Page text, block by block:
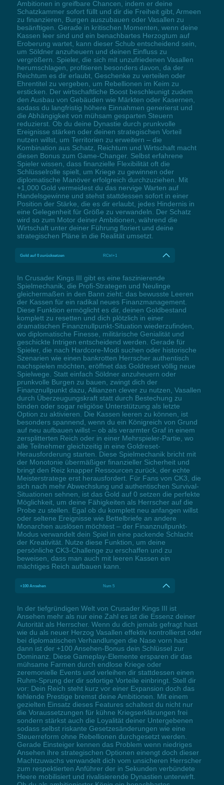
Ambitionen in greifbare Chancen, indem er deine
Schatzkammer sofort füllt und dir die Freiheit gibt, Armeen
zu finanzieren, Burgen auszubauen oder Vasallen zu
besänftigen. Gerade in kritischen Momenten, wenn deine
Kassen leer sind und ein benachbartes Herzogtum auf
Eroberung wartet, kann dieser Schub entscheidend sein,
um Söldner anzuheuern und deinen Einfluss zu
vergrößern. Spieler, die sich mit unzufriedenen Vasallen
herumschlagen, profitieren besonders davon, da der
Reichtum es dir erlaubt, Geschenke zu verteilen oder
Ehrentitel zu vergeben, um Rebellionen im Keim zu
ersticken. Der wirtschaftliche Boost beschleunigt zudem
den Ausbau von Gebäuden wie Märkten oder Kasernen,
sodass du langfristig höhere Einnahmen generierst und
die Abhängigkeit von mühsam gesparten Steuern
reduzierst. Ob du deine Dynastie durch prunkvolle
Ereignisse stärken oder deinen strategischen Vorteil
nutzen willst, um Territorien zu erweitern – die
Kombination aus Schatz, Reichtum und Wirtschaft macht
diesen Bonus zum Game-Changer. Selbst erfahrene
Spieler wissen, dass finanzielle Flexibilität oft die
Schlüsselrolle spielt, um Kriege zu gewinnen oder
diplomatische Manöver erfolgreich durchzuziehen. Mit
+1,000 Gold vermeidest du das nervige Warten auf
Handelsgewinne und stehst stattdessen sofort in einer
Position der Stärke, die es dir erlaubt, jedes Hindernis in
eine Gelegenheit für Größe zu verwandeln. Der Schatz
wird so zum Motor deiner Ambitionen, während die
Wirtschaft unter deiner Führung floriert und deine
strategischen Pläne in die Realität umsetzt.
Gold auf 0 zurücksetzen RCtrl+1
In Crusader Kings III gibt es eine faszinierende
Spielmechanik, die Profi-Strategen und Neulinge
gleichermaßen in den Bann zieht: das bewusste Leeren
der Kassen für ein radikal neues Finanzmanagement.
Diese Funktion ermöglicht es dir, deinen Goldbestand
komplett zu resetten und dich plötzlich in einer
dramatischen Finanznullpunkt-Situation wiederzufinden,
wo diplomatische Finesse, militärische Genialität und
geschickte Intrigen entscheidend werden. Gerade für
Spieler, die nach Hardcore-Modi suchen oder historische
Szenarien wie einen bankrotten Herrscher authentisch
nachspielen möchten, eröffnet das Goldreset völlig neue
Spielwege. Statt einfach Söldner anzuheuern oder
prunkvolle Burgen zu bauen, zwingt dich der
Finanznullpunkt dazu, Allianzen clever zu nutzen, Vasallen
durch Überzeugungskraft statt durch Bestechung zu
binden oder sogar religiöse Unterstützung als letzte
Option zu aktivieren. Die Kassen leeren zu können, ist
besonders spannend, wenn du ein Königreich von Grund
auf neu aufbauen willst – ob als verarmter Graf in einem
zersplitterten Reich oder in einer Mehrspieler-Partie, wo
alle Teilnehmer gleichzeitig in eine Goldreset-
Herausforderung starten. Diese Spielmechanik bricht mit
der Monotonie übermäßiger finanzieller Sicherheit und
bringt den Reiz knapper Ressourcen zurück, der echte
Meisterstratege erst herausfordert. Für Fans von CK3, die
sich nach mehr Abwechslung und authentischen Survival-
Situationen sehnen, ist das Gold auf 0 setzen die perfekte
Möglichkeit, um deine Fähigkeiten als Herrscher auf die
Probe zu stellen. Egal ob du komplett neu anfangen willst
oder seltene Ereignisse wie Bettelbriefe an andere
Monarchen auslösen möchtest – der Finanznullpunkt-
Modus verwandelt dein Spiel in eine packende Schlacht
der Kreativität. Nutze diese Funktion, um deine
persönliche CK3-Challenge zu erschaffen und zu
beweisen, dass man auch mit leeren Kassen ein
mächtiges Reich aufbauen kann.
+100 Ansehen Num 5
In der tiefgründigen Welt von Crusader Kings III ist
Ansehen mehr als nur eine Zahl es ist die Essenz deiner
Autorität als Herrscher. Wenn du dich jemals gefragt hast
wie du als neuer Herzog Vasallen effektiv kontrollierst oder
bei diplomatischen Verhandlungen die Nase vorn hast
dann ist der +100 Ansehen-Bonus dein Schlüssel zur
Dominanz. Diese Gameplay-Elemente ersparen dir das
mühsame Farmen durch endlose Kriege oder
zeremonielle Events und verleihen dir stattdessen einen
Ruhm-Sprung der dir sofortige Vorteile einbringt. Stell dir
vor: Dein Reich steht kurz vor einer Expansion doch das
fehlende Prestige bremst deine Ambitionen. Mit einem
gezielten Einsatz dieses Features schaltest du nicht nur
die Voraussetzungen für kühne Kriegserklärungen frei
sondern stärkst auch die Loyalität deiner Untergebenen
sodass selbst riskante Gesetzesänderungen wie eine
Steuerreform ohne Rebellionen durchgesetzt werden.
Gerade Einsteiger kennen das Problem wenn niedriges
Ansehen ihre strategischen Optionen einengt doch dieser
Machtzuwachs verwandelt dich vom unsicheren Herrscher
zum respektierten Anführer der in Sekunden verbündete
Heere mobilisiert und rivalisierende Dynastien unterwirft.